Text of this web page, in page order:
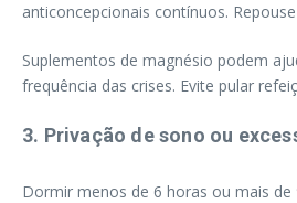
anticoncepcionais contínuos.
Suplementos de magnésio podem
frequência das crises. Evite pular
3. Privação de sono ou
Dormir menos de 6 horas ou mais de